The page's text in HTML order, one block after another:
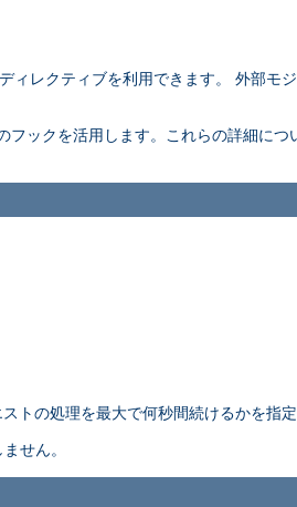
ィレクティブを利用できます。 外部モ
フックを活用します。これらの詳細につ
トの処理を最大で何秒間続けるかを指定
せん。